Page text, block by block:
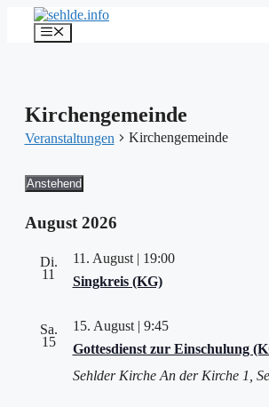
Inhalt
springen
Menü
Kirchengemeinde
Veranstaltungen Kirchengemeinde
Veranstaltungen
Anstehend
wählen.
August 2026
Di.
11
Singkreis (KG)
11. August | 19:00
Sa.
15
Gottesdienst zur Einschulung
15. August | 9:45
Sehlder Kirche An der Kirche 1,